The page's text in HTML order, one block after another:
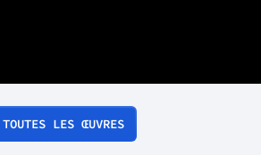
LES ŒUVRES